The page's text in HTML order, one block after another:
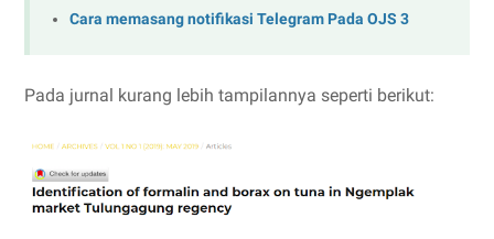
Cara memasang notifikasi Telegram Pada OJS 3
Pada jurnal kurang lebih tampilannya seperti berikut: